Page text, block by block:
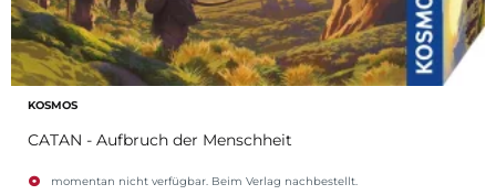
KOSMOS
CATAN - Aufbruch der Menschheit
momentan nicht verfügbar. Beim Verlag nachbestellt.